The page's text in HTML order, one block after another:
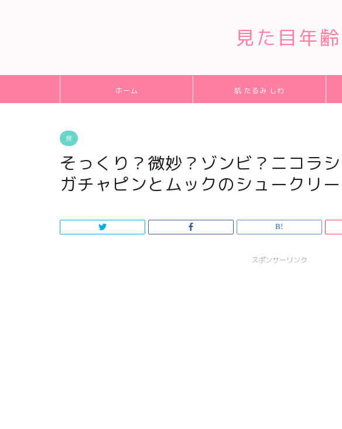
見た目年
ホーム 肌 たるみ しわ
食
そっくり？微妙？ゾンビ？ニコラ
ガチャピンとムックのシュークリ
スポンサーリンク